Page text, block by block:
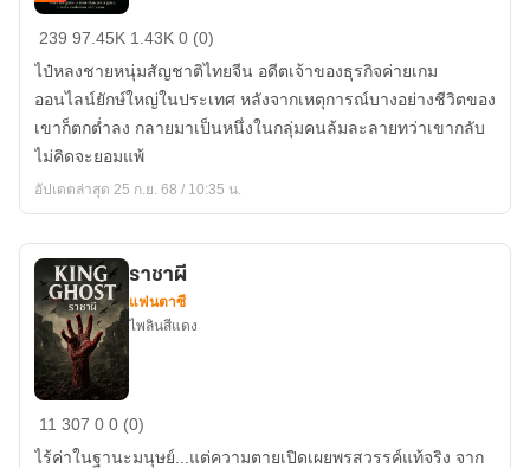
Dream
Online
:
Evolution
239 97.45K 1.43K 0 (0)
ไป๋หลงชายหนุ่มสัญชาติไทยจีน อดีตเจ้าของธุรกิจค่ายเกม
ออนไลน์ยักษ์ใหญ่ในประเทศ หลังจากเหตุการณ์บางอย่างชีวิตของ
เขาก็ตกต่ำลง กลายมาเป็นหนึ่งในกลุ่มคนล้มละลายทว่าเขากลับ
ไม่คิดจะยอมแพ้
อัปเดตล่าสุด 25 ก.ย. 68 / 10:35 น.
ราชา
ผี
ราชาผี
แฟนตาซี
ไพลินสีแดง
11 307 0 0 (0)
ไร้ค่าในฐานะมนุษย์...แต่ความตายเปิดเผยพรสวรรค์แท้จริง จาก